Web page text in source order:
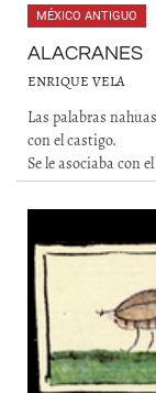
MÉXICO ANTIGUO
ALACRANES
ENRIQUE VELA
Las palabras
con el castigo.
Se le asociaba con